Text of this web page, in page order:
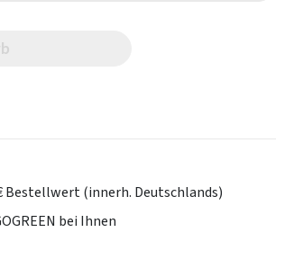
Bestellwert (innerh. Deutschlands)
bei Ihnen